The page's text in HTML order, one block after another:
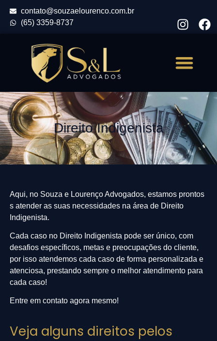
contato@souzaelourenco.com.br
(65) 3359-8737
Direito Indigenista
Aqui, no Souza e Lourenço Advogados, estamos prontos
s atender as suas necessidades na área de Direito
Indigenista.
Cada caso no Direito Indigenista pode ser único, com
desafios específicos, metas e preocupações do cliente,
por isso atendemos cada caso de forma personalizada e
atenciosa, prestando sempre o melhor atendimento para
cada caso!
Entre em contato agora mesmo!
Veja alguns direitos pelos